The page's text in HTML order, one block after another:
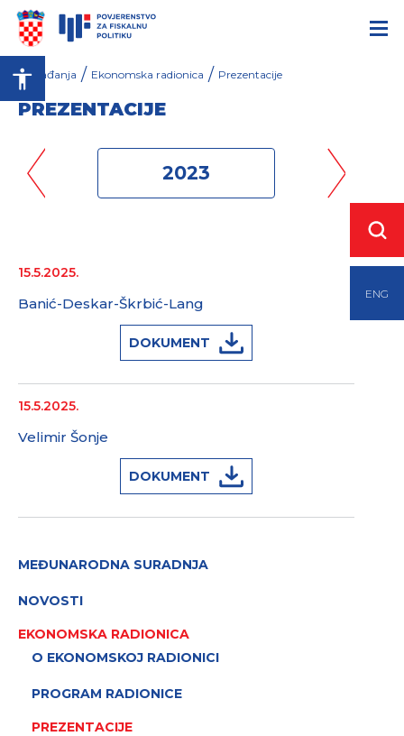
ENG
Događanja / Ekonomska radionica / Prezentacije
PREZENTACIJE
2023
15.5.2025.
Banić-Deskar-Škrbić-Lang
DOKUMENT
15.5.2025.
Velimir Šonje
DOKUMENT
MEĐUNARODNA SURADNJA
NOVOSTI
EKONOMSKA RADIONICA
O EKONOMSKOJ RADIONICI
PROGRAM RADIONICE
PREZENTACIJE